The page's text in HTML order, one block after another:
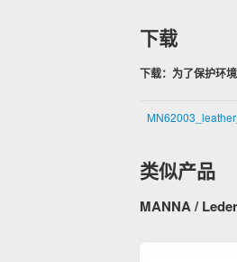
下载
下载：为了保护环
类似产品
MANNA /